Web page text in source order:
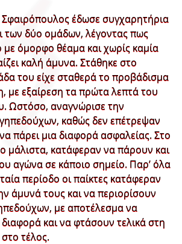
Σφαιρόπουλος έδωσε συγχαρητήρια
των δύο ομάδων, λέγοντας πως
με όμορφο θέαμα και χωρίς καμία
καλή άμυνα. Στάθηκε στο
του είχε σταθερά το προβάδισμα
με εξαίρεση τα πρώτα λεπτά του
Ωστόσο, αναγνώρισε την
καθώς δεν επέτρεψαν
πάρει μια διαφορά ασφαλείας. Στο
μάλιστα, κατάφεραν να πάρουν και
αγώνα σε κάποιο σημείο. Παρ’ όλα
περίοδο οι παίκτες κατάφεραν
άμυνά τους και να περιορίσουν
με αποτέλεσμα να
και να φτάσουν τελικά στη
τέλος.